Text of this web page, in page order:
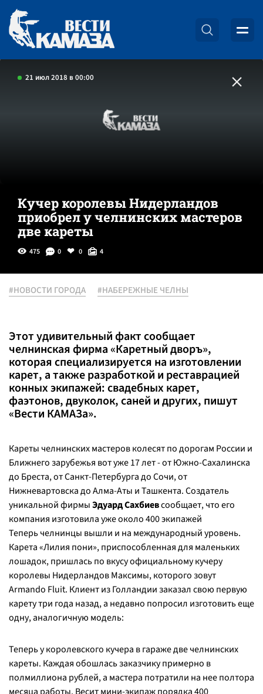
21 июл 2018 в 00:00
Кучер королевы Нидерландов
приобрел у челнинских мастеров
две кареты
475 0 0 4
#НОВОСТИ ГОРОДА #НАБЕРЕЖНЫЕ ЧЕЛНЫ
Этот удивительный факт сообщает
челнинская фирма «Каретный дворъ»,
которая специализируется на изготовлении
карет, а также разработкой и реставрацией
конных экипажей: свадебных карет,
фаэтонов, двуколок, саней и других, пишут
«Вести КАМАЗа».
Кареты челнинских мастеров колесят по дорогам России и
Ближнего зарубежья вот уже 17 лет - от Южно-Сахалинска
до Бреста, от Санкт-Петербурга до Сочи, от
Нижневартовска до Алма-Аты и Ташкента. Создатель
уникальной фирмыЭдуард Сахбиевсообщает, что его
компания изготовила уже около 400 экипажей
Теперь челнинцы вышли и на международный уровень.
Карета «Лилия пони», приспособленная для маленьких
лошадок, пришлась по вкусу официальному кучеру
королевы Нидерландов Максимы, которого зовут
Armando Fluit. Клиент из Голландии заказал свою первую
карету три года назад, а недавно попросил изготовить еще
одну, аналогичную модель:
Теперь у королевского кучера в гараже две челнинских
кареты. Каждая обошлась заказчику примерно в
полмиллиона рублей, а мастера потратили на нее полтора